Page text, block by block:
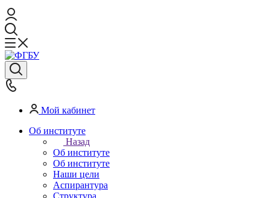
Мой кабинет
Об институте
Назад
Об институте
Об институте
Наши цели
Аспирантура
Структура